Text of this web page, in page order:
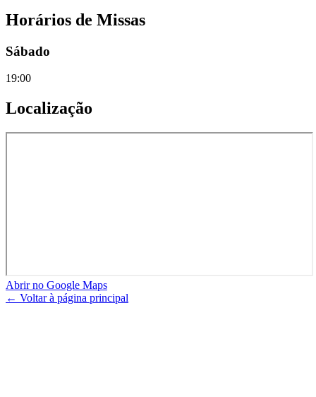
Horários de Missas
Sábado
19:00
Localização
Abrir no Google Maps
← Voltar à página principal